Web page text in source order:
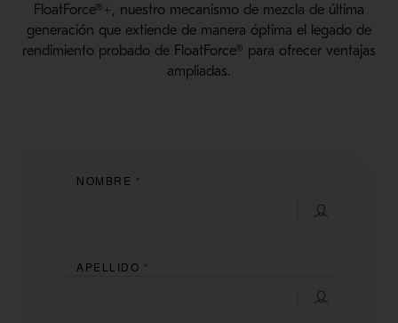
FloatForce®+, nuestro mecanismo de mezcla de última
generación que extiende de manera óptima el legado de
rendimiento probado de FloatForce® para ofrecer ventajas
ampliadas.